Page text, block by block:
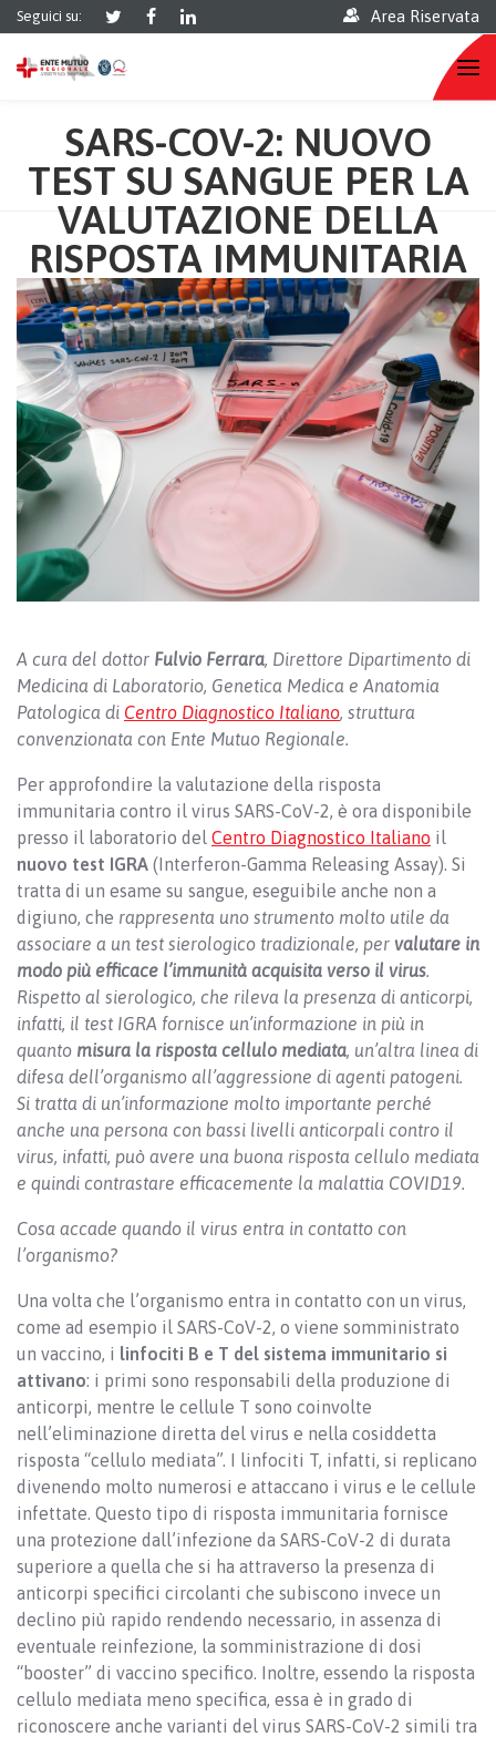
Seguici su: Area Riservata
SARS-COV-2: NUOVO
TEST SU SANGUE PER LA
VALUTAZIONE DELLA
RISPOSTA IMMUNITARIA
A cura del dottor Fulvio Ferrara, Direttore Dipartimento di
Medicina di Laboratorio, Genetica Medica e Anatomia
Patologica di Centro Diagnostico Italiano, struttura
convenzionata con Ente Mutuo Regionale.
Per approfondire la valutazione della risposta
immunitaria contro il virus SARS-CoV-2, è ora disponibile
presso il laboratorio del Centro Diagnostico Italiano il
nuovo test IGRA (Interferon-Gamma Releasing Assay). Si
tratta di un esame su sangue, eseguibile anche non a
digiuno, che rappresenta uno strumento molto utile da
associare a un test sierologico tradizionale, per valutare in
modo più efficace l’immunità acquisita verso il virus.
Rispetto al sierologico, che rileva la presenza di anticorpi,
infatti, il test IGRA fornisce un’informazione in più in
quanto misura la risposta cellulo mediata, un’altra linea di
difesa dell’organismo all’aggressione di agenti patogeni.
Si tratta di un’informazione molto importante perché
anche una persona con bassi livelli anticorpali contro il
virus, infatti, può avere una buona risposta cellulo mediata
e quindi contrastare efficacemente la malattia COVID19.
Cosa accade quando il virus entra in contatto con
l’organismo?
Una volta che l’organismo entra in contatto con un virus,
come ad esempio il SARS-CoV-2, o viene somministrato
un vaccino, i linfociti B e T del sistema immunitario si
attivano: i primi sono responsabili della produzione di
anticorpi, mentre le cellule T sono coinvolte
nell’eliminazione diretta del virus e nella cosiddetta
risposta “cellulo mediata”. I linfociti T, infatti, si replicano
divenendo molto numerosi e attaccano i virus e le cellule
infettate. Questo tipo di risposta immunitaria fornisce
una protezione dall’infezione da SARS-CoV-2 di durata
superiore a quella che si ha attraverso la presenza di
anticorpi specifici circolanti che subiscono invece un
declino più rapido rendendo necessario, in assenza di
eventuale reinfezione, la somministrazione di dosi
“booster” di vaccino specifico. Inoltre, essendo la risposta
cellulo mediata meno specifica, essa è in grado di
riconoscere anche varianti del virus SARS-CoV-2 simili tra